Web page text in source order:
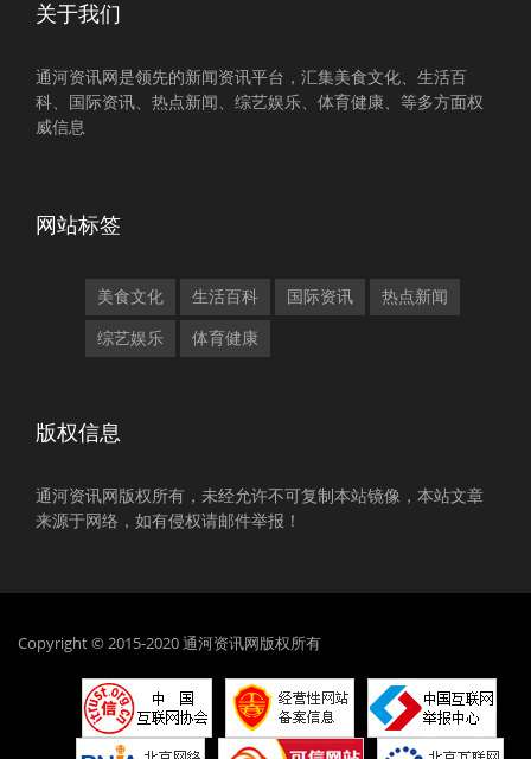
关于我们
通河资讯网是领先的新闻资讯平台，汇集美食文化、生活百
科、国际资讯、热点新闻、综艺娱乐、体育健康、等多方面权
威信息
网站标签
美食文化 生活百科 国际资讯 热点新闻
综艺娱乐 体育健康
版权信息
通河资讯网版权所有，未经允许不可复制本站镜像，本站文章
来源于网络，如有侵权请邮件举报！
Copyright © 2015-2020 通河资讯网版权所有